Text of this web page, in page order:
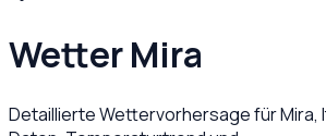
WetterMira
Detaillierte Wettervorhersage fürMira,